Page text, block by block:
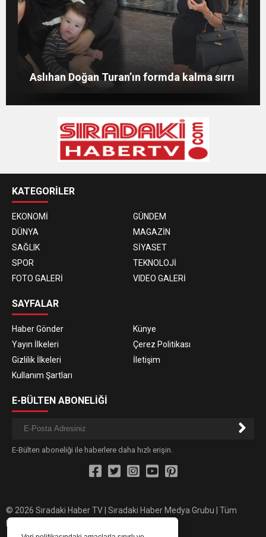
Evlat mücadelesi veren baba: “Biz
ağlarken HDP’liler düğün yapıyor”
Aslıhan Doğan Turan’ın formda kalma sırrı
Merve Boluğur kahkahalarıyla dikkat çekti
Merve Şarapçıoğlu’dan eski eşi Berk
Oktay’a gönderme
KATEGORİLER
EKONOMİ
GÜNDEM
DÜNYA
MAGAZİN
SAĞLIK
SİYASET
SPOR
TEKNOLOJİ
FOTO GALERİ
VIDEO GALERİ
SAYFALAR
Haber Gönder
Künye
Yayın İlkeleri
Çerez Politikası
Gizlilik İlkeleri
İletişim
Kullanım Şartları
E-BÜLTEN ABONELİĞİ
E-Bülten aboneliği ile haberlere daha hızlı erişin.
© 2026 Sıradaki Haber TV | Sıradaki Haber Medya Grubu | Tüm
hakları saklıdır.